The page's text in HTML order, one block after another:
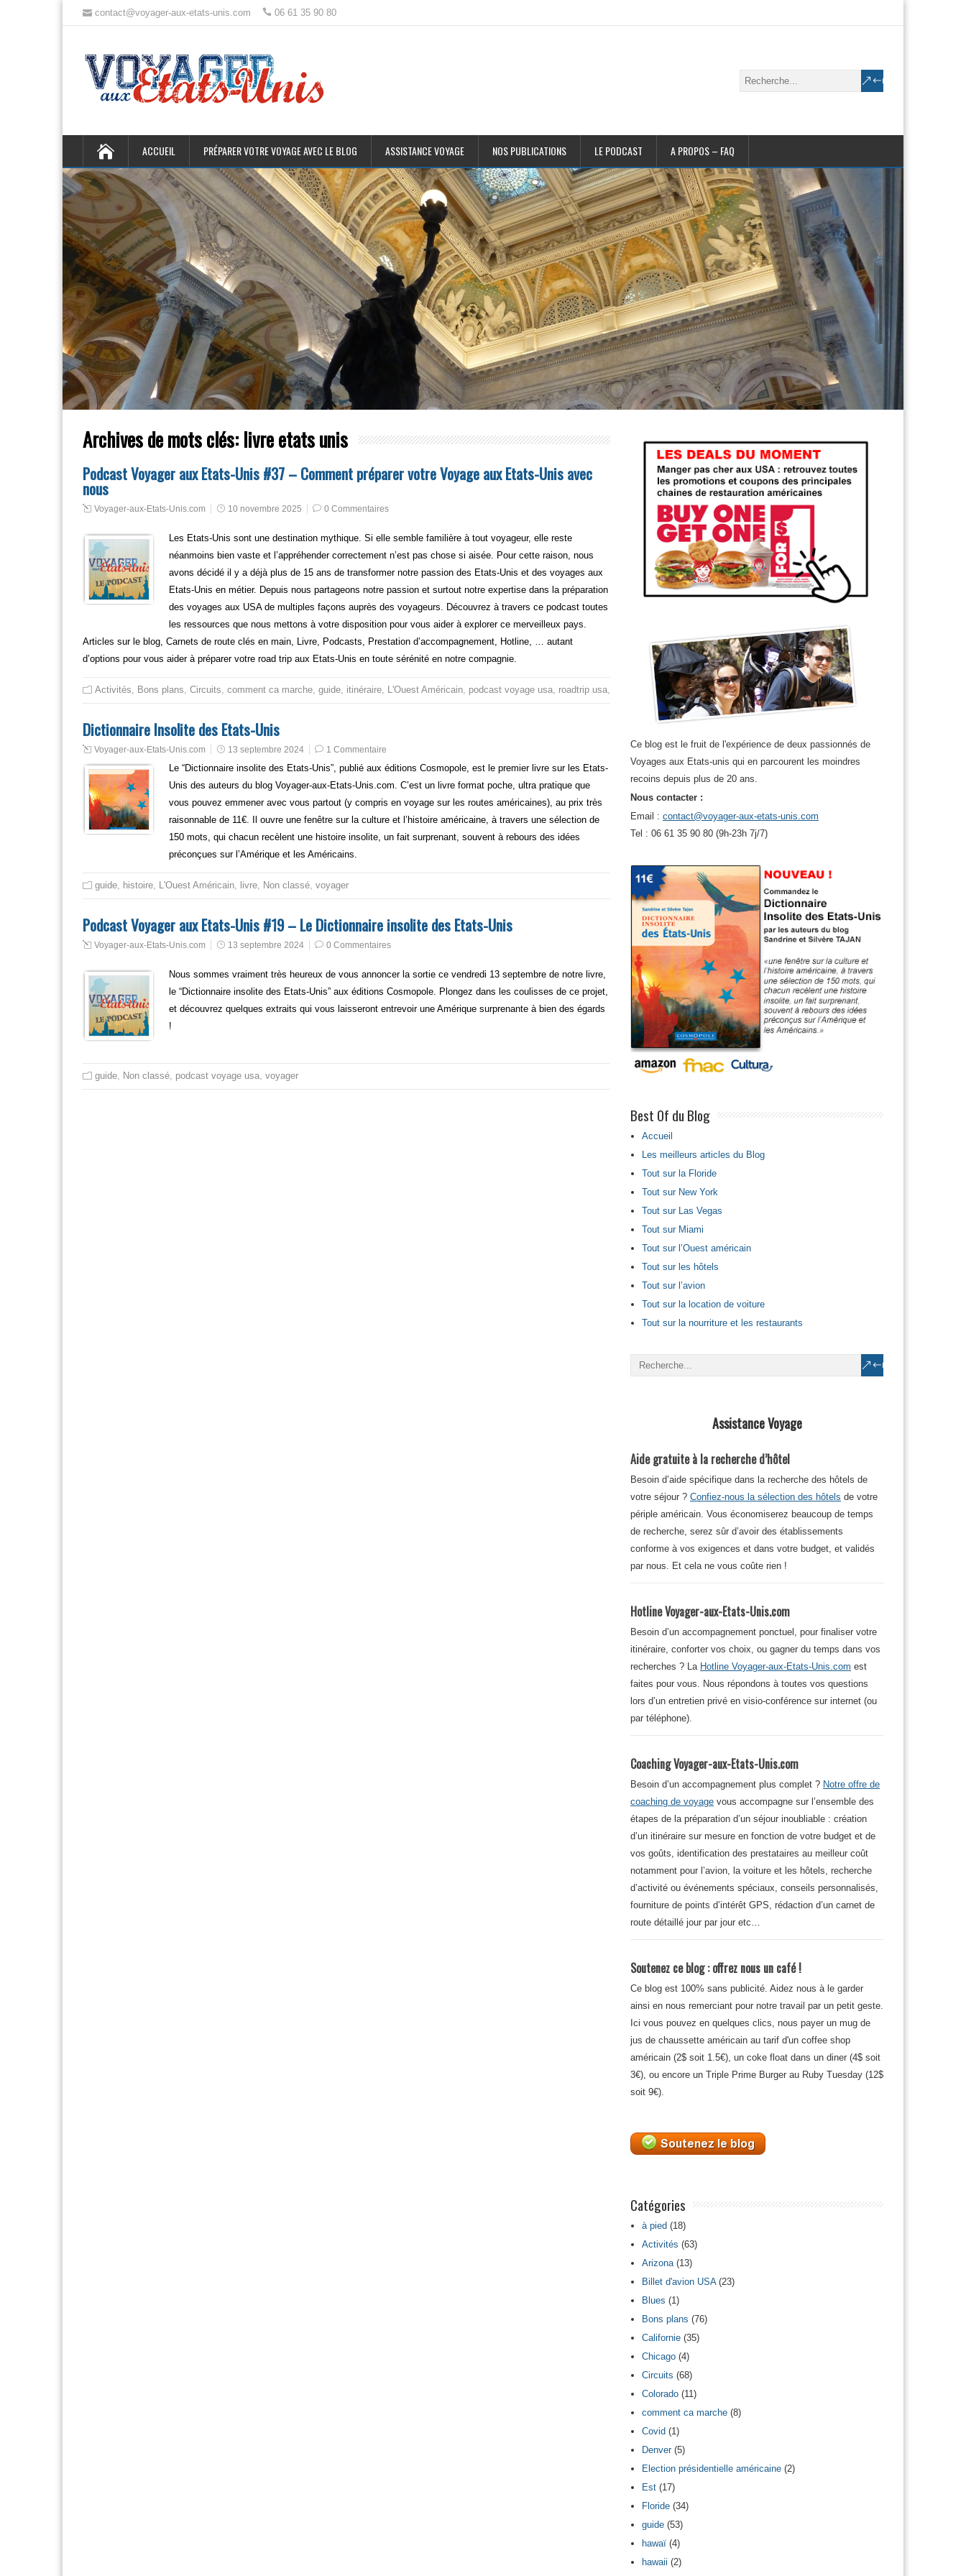
contact@voyager-aux-etats-unis.com 06 61 35 90 80
ACCUEIL PRÉPARER VOTRE VOYAGE AVEC LE BLOG ASSISTANCE VOYAGE NOS PUBLICATIONS LE PODCAST A PROPOS – FAQ
Archives de mots clés: livre etats unis
Podcast Voyager aux Etats-Unis #37 – Comment préparer votre Voyage aux Etats-Unis avec
nous
Voyager-aux-Etats-Unis.com 10 novembre 2025 0 Commentaires
Les Etats-Unis sont une destination mythique. Si elle semble familière à tout voyageur, elle reste
néanmoins bien vaste et l’appréhender correctement n’est pas chose si aisée. Pour cette raison, nous
avons décidé il y a déjà plus de 15 ans de transformer notre passion des Etats-Unis et des voyages aux
Etats-Unis en métier. Depuis nous partageons notre passion et surtout notre expertise dans la préparation
des voyages aux USA de multiples façons auprès des voyageurs. Découvrez à travers ce podcast toutes
les ressources que nous mettons à votre disposition pour vous aider à explorer ce merveilleux pays.
Articles sur le blog, Carnets de route clés en main, Livre, Podcasts, Prestation d’accompagnement, Hotline, … autant
d’options pour vous aider à préparer votre road trip aux Etats-Unis en toute sérénité en notre compagnie.
Activités, Bons plans, Circuits, comment ca marche, guide, itinéraire, L'Ouest Américain, podcast voyage usa, roadtrip usa, Washington DC
Dictionnaire Insolite des Etats-Unis
Voyager-aux-Etats-Unis.com 13 septembre 2024 1 Commentaire
Le “Dictionnaire insolite des Etats-Unis”, publié aux éditions Cosmopole, est le premier livre sur les Etats-
Unis des auteurs du blog Voyager-aux-Etats-Unis.com. C’est un livre format poche, ultra pratique que
vous pouvez emmener avec vous partout (y compris en voyage sur les routes américaines), au prix très
raisonnable de 11€. Il ouvre une fenêtre sur la culture et l’histoire américaine, à travers une sélection de
150 mots, qui chacun recèlent une histoire insolite, un fait surprenant, souvent à rebours des idées
préconçues sur l’Amérique et les Américains.
guide, histoire, L'Ouest Américain, livre, Non classé, voyager
Podcast Voyager aux Etats-Unis #19 – Le Dictionnaire insolite des Etats-Unis
Voyager-aux-Etats-Unis.com 13 septembre 2024 0 Commentaires
Nous sommes vraiment très heureux de vous annoncer la sortie ce vendredi 13 septembre de notre livre,
le “Dictionnaire insolite des Etats-Unis” aux éditions Cosmopole. Plongez dans les coulisses de ce projet,
et découvrez quelques extraits qui vous laisseront entrevoir une Amérique surprenante à bien des égards
!
guide, Non classé, podcast voyage usa, voyager
Ce blog est le fruit de l'expérience de deux passionnés de
Voyages aux Etats-unis qui en parcourent les moindres
recoins depuis plus de 20 ans.
Nous contacter :
Email : contact@voyager-aux-etats-unis.com
Tel : 06 61 35 90 80 (9h-23h 7j/7)
Best Of du Blog
Accueil
Les meilleurs articles du Blog
Tout sur la Floride
Tout sur New York
Tout sur Las Vegas
Tout sur Miami
Tout sur l’Ouest américain
Tout sur les hôtels
Tout sur l’avion
Tout sur la location de voiture
Tout sur la nourriture et les restaurants
Assistance Voyage
Aide gratuite à la recherche d’hôtel
Besoin d’aide spécifique dans la recherche des hôtels de
votre séjour ? Confiez-nous la sélection des hôtels de votre
périple américain. Vous économiserez beaucoup de temps
de recherche, serez sûr d’avoir des établissements
conforme à vos exigences et dans votre budget, et validés
par nous. Et cela ne vous coûte rien !
Hotline Voyager-aux-Etats-Unis.com
Besoin d’un accompagnement ponctuel, pour finaliser votre
itinéraire, conforter vos choix, ou gagner du temps dans vos
recherches ? La Hotline Voyager-aux-Etats-Unis.com est
faites pour vous. Nous répondons à toutes vos questions
lors d’un entretien privé en visio-conférence sur internet (ou
par téléphone).
Coaching Voyager-aux-Etats-Unis.com
Besoin d’un accompagnement plus complet ? Notre offre de
coaching de voyage vous accompagne sur l’ensemble des
étapes de la préparation d’un séjour inoubliable : création
d’un itinéraire sur mesure en fonction de votre budget et de
vos goûts, identification des prestataires au meilleur coût
notamment pour l’avion, la voiture et les hôtels, recherche
d’activité ou événements spéciaux, conseils personnalisés,
fourniture de points d’intérêt GPS, rédaction d’un carnet de
route détaillé jour par jour etc…
Soutenez ce blog : offrez nous un café !
Ce blog est 100% sans publicité. Aidez nous à le garder
ainsi en nous remerciant pour notre travail par un petit geste.
Ici vous pouvez en quelques clics, nous payer un mug de
jus de chaussette américain au tarif d'un coffee shop
américain (2$ soit 1.5€), un coke float dans un diner (4$ soit
3€), ou encore un Triple Prime Burger au Ruby Tuesday (12$
soit 9€).
Catégories
à pied (18)
Activités (63)
Arizona(13)
Billet d'avion USA(23)
Blues (1)
Bons plans (76)
Californie (35)
Chicago (4)
Circuits (68)
Colorado (11)
comment ca marche (8)
Covid (1)
Denver(5)
Election présidentielle américaine (2)
Est (17)
Floride (34)
guide (53)
hawaï (4)
hawaii (2)